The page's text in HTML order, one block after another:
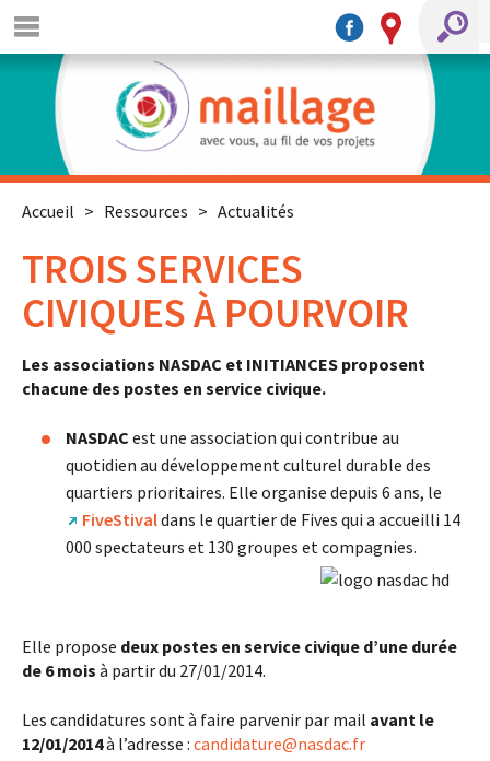
Accueil > Ressources > Actualités
TROIS SERVICES
CIVIQUES À POURVOIR
Les associations NASDAC et INITIANCES proposent
chacune des postes en service civique.
NASDAC est une association qui contribue au
quotidien au développement culturel durable des
quartiers prioritaires. Elle organise depuis 6 ans, le
FiveStivaldans le quartier de Fives qui a accueilli 14
000 spectateurs et 130 groupes et compagnies.
Elle propose deux postes en service civique d’une durée
de 6 mois à partir du 27/01/2014.
Les candidatures sont à faire parvenir par mail avant le
12/01/2014à l’adresse : candidature@nasdac.fr